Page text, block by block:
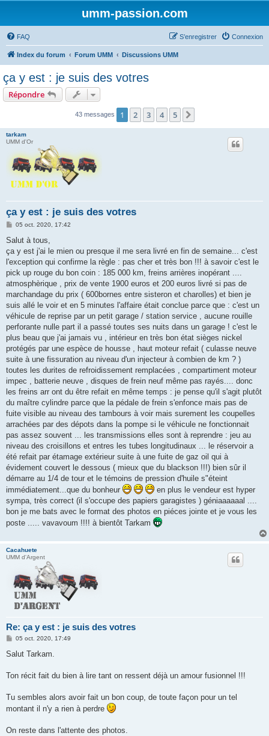
umm-passion.com
FAQ Connexion
S’enregistrer
Index du forum Forum UMM Discussions UMM
ça y est : je suis des votres
Répondre
43 messages 1 2 3 4 5
tarkam
UMM d'Or
ça y est : je suis des votres
M
s
a
g
05 oct. 2020, 17:42
Salut à tous,
ça y est j'ai le mien ou presque il me sera livré en fin de semaine... c'est
l'exception qui confirme la règle : pas cher et très bon !!! à savoir c'est le
pick up rouge du bon coin : 185 000 km, freins arrières inopérant ....
atmosphèrique , prix de vente 1900 euros et 200 euros livré si pas de
marchandage du prix ( 600bornes entre sisteron et charolles) et bien je
suis allé le voir et en 5 minutes l'affaire était conclue parce que : c'est un
véhicule de reprise par un petit garage / station service , aucune rouille
perforante nulle part il a passé toutes ses nuits dans un garage ! c'est le
plus beau que j'ai jamais vu , intérieur en très bon état sièges nickel
protégés par une espèce de housse , haut moteur refait ( culasse neuve
suite à une fissuration au niveau d'un injecteur à combien de km ? )
toutes les durites de refroidissement remplacées , compartiment moteur
impec , batterie neuve , disques de frein neuf même pas rayés.... donc
les freins arr ont du être refait en même temps : je pense qu'il s'agit plutôt
du maître cylindre parce que la pédale de frein s'enfonce mais pas de
fuite visible au niveau des tambours à voir mais surement les coupelles
arrachées par des dépots dans la pompe si le véhicule ne fonctionnait
pas assez souvent ... les transmissions elles sont à reprendre : jeu au
niveau des croisillons et entres les tubes longitudinaux ... le réservoir a
été refait par étamage extérieur suite à une fuite de gaz oil qui à
évidement couvert le dessous ( mieux que du blackson !!!) bien sûr il
démarre au 1/4 de tour et le témoins de pression d'huile s"éteint
immédiatement...que du bonheur
en plus le vendeur est hyper
sympa, très correct (il s'occupe des papiers garagistes ) géniaaaaaal ....
bon je me bats avec le format des photos en piéces jointe et je vous les
poste ..... vavavoum !!!! à bientôt Tarkam
Cacahuete
UMM d'Argent
Re: ça y est : je suis des votres
M
s
g
05 oct. 2020, 17:49
Salut Tarkam.
Ton récit fait du bien à lire tant on ressent déjà un amour fusionnel !!!
Tu sembles alors avoir fait un bon coup, de toute façon pour un tel
montant il n'y a rien à perdre
On reste dans l'attente des photos.